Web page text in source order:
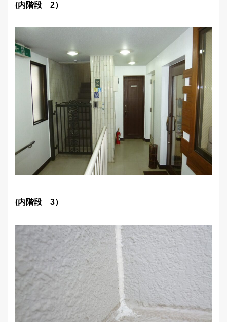
(内階段 2）
(内階段 3）